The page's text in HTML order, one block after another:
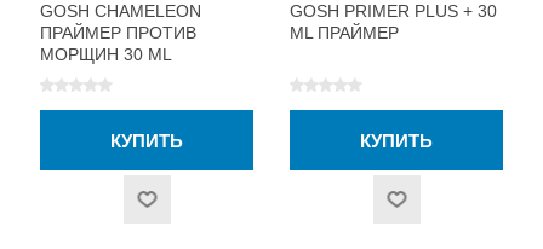
GOSH CHAMELEON
ПРАЙМЕР ПРОТИВ
МОРЩИН 30 ML
GOSH PRIMER PLUS + 30
ML ПРАЙМЕР